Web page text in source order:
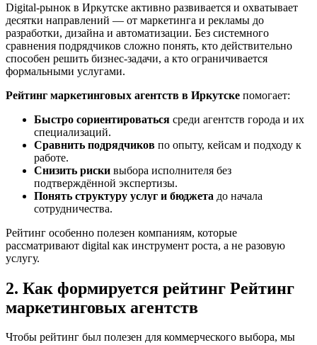
Digital-рынок в Иркутске активно развивается и охватывает
десятки направлений — от маркетинга и рекламы до
разработки, дизайна и автоматизации. Без системного
сравнения подрядчиков сложно понять, кто действительно
способен решить бизнес-задачи, а кто ограничивается
формальными услугами.
Рейтинг маркетинговых агентств в Иркутске помогает:
Быстро сориентироваться среди агентств города и их
специализаций.
Сравнить подрядчиков по опыту, кейсам и подходу к
работе.
Снизить риски выбора исполнителя без
подтверждённой экспертизы.
Понять структуру услуг и бюджета до начала
сотрудничества.
Рейтинг особенно полезен компаниям, которые
рассматривают digital как инструмент роста, а не разовую
услугу.
2. Как формируется рейтинг Рейтинг
маркетинговых агентств
Чтобы рейтинг был полезен для коммерческого выбора, мы